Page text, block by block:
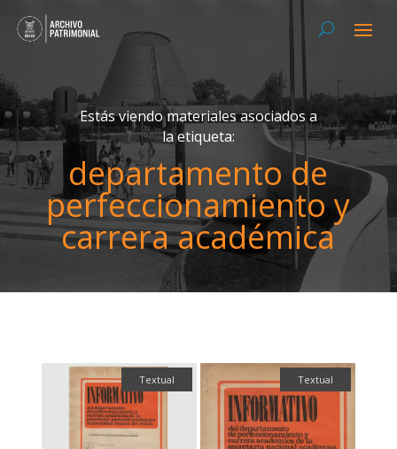
Estás viendo materiales asociados a
la etiqueta:
departamento de
perfeccionamiento y
carrera académica
Textual Textual